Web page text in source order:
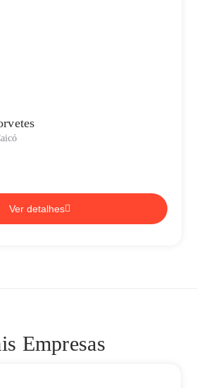
Ver detalhes
Empresas